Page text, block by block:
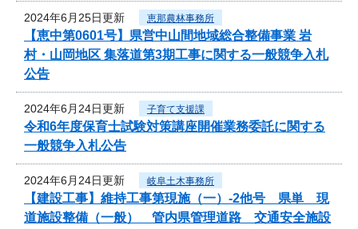
2024年6月25日更新 恵那農林事務所
【恵中第0601号】県営中山間地域総合整備事業 岩
村・山岡地区 集落道第3期工事に関する一般競争入札
公告
2024年6月24日更新 子育て支援課
令和6年度保育士試験対策講座開催業務委託に関する
一般競争入札公告
2024年6月24日更新 岐阜土木事務所
【建設工事】維持工事第現施（一）-2他号 県単 現
道施設整備（一般） 管内県管理道路 交通安全施設